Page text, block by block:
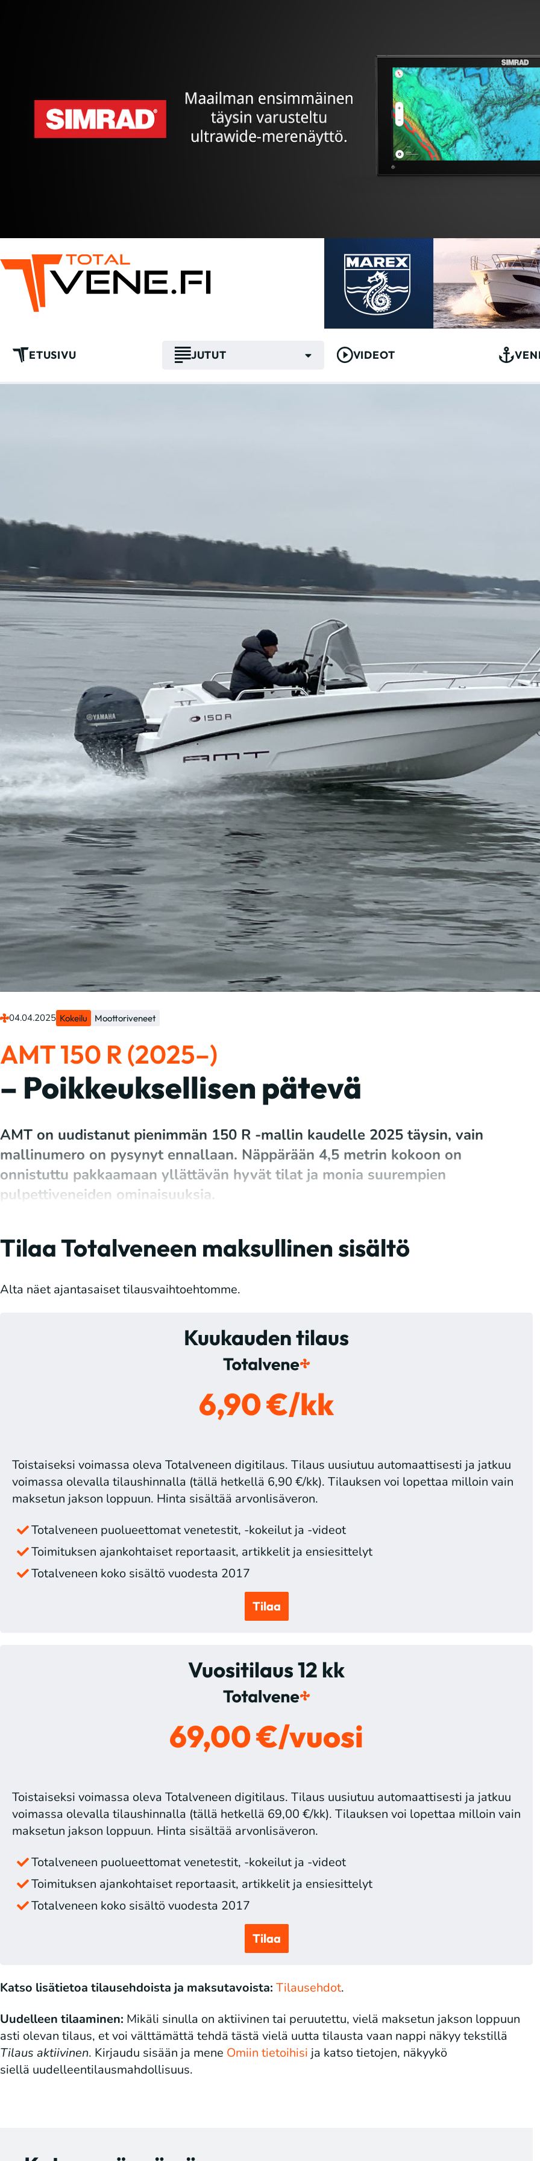
ETUSIVU JUTUT VIDEOT
04.04.2025 Kokeilu Moottoriveneet
AMT 150 R (2025–)
– Poikkeuksellisen pätevä
AMT on uudistanut pienimmän 150 R -mallin kaudelle 2025 täysin, vain
mallinumero on pysynyt ennallaan. Näppärään 4,5 metrin kokoon on
onnistuttu pakkaamaan yllättävän hyvät tilat ja monia suurempien
pulpettiveneiden ominaisuuksia.
Tilaa Totalveneen maksullinen sisältö
Alta näet ajantasaiset tilausvaihtoehtomme.
Kuukauden tilaus
6,90 €/kk
Toistaiseksi voimassa oleva Totalveneen digitilaus. Tilaus uusiutuu automaattisesti ja jatkuu
voimassa olevalla tilaushinnalla (tällä hetkellä 6,90 €/kk). Tilauksen voi lopettaa milloin vain
maksetun jakson loppuun. Hinta sisältää arvonlisäveron.
Totalveneen puolueettomat venetestit, -kokeilut ja -videot
Toimituksen ajankohtaiset reportaasit, artikkelit ja ensiesittelyt
Totalveneen koko sisältö vuodesta 2017
Tilaa
Vuositilaus 12 kk
69,00 €/vuosi
Toistaiseksi voimassa oleva Totalveneen digitilaus. Tilaus uusiutuu automaattisesti ja jatkuu
voimassa olevalla tilaushinnalla (tällä hetkellä 69,00 €/kk). Tilauksen voi lopettaa milloin vain
maksetun jakson loppuun. Hinta sisältää arvonlisäveron.
Totalveneen puolueettomat venetestit, -kokeilut ja -videot
Toimituksen ajankohtaiset reportaasit, artikkelit ja ensiesittelyt
Totalveneen koko sisältö vuodesta 2017
Tilaa
Katso lisätietoa tilausehdoista ja maksutavoista: Tilausehdot.
Uudelleen tilaaminen: Mikäli sinulla on aktiivinen tai peruutettu, vielä maksetun jakson loppuun
asti olevan tilaus, et voi välttämättä tehdä tästä vielä uutta tilausta vaan nappi näkyy tekstillä
Tilaus aktiivinen. Kirjaudu sisään ja mene Omiin tietoihisi ja katso tietojen, näkyykö
siellä uudelleentilausmahdollisuus.